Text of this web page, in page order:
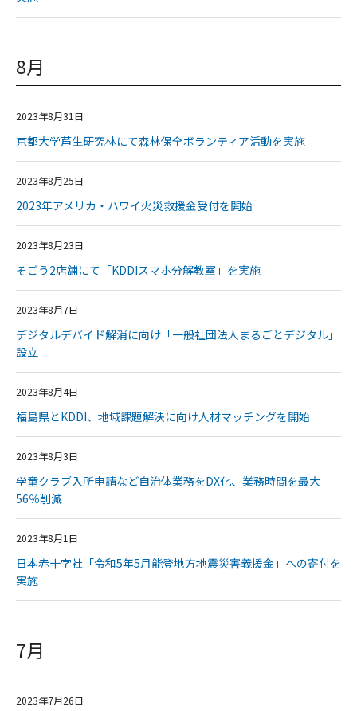
8月
2023年8月31日
京都大学芦生研究林にて森林保全ボランティア活動を実施
2023年8月25日
2023年アメリカ・ハワイ火災救援金受付を開始
2023年8月23日
そごう2店舗にて「KDDIスマホ分解教室」を実施
2023年8月7日
デジタルデバイド解消に向け「一般社団法人まるごとデジタル」
設立
2023年8月4日
福島県とKDDI、地域課題解決に向け人材マッチングを開始
2023年8月3日
学童クラブ入所申請など自治体業務をDX化、業務時間を最大
56％削減
2023年8月1日
日本赤十字社「令和5年5月能登地方地震災害義援金」への寄付を
実施
7月
2023年7月26日